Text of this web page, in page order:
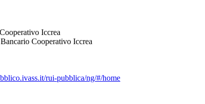
Iccrea
Cooperativo Iccrea
rui-pubblica/ng/#/home